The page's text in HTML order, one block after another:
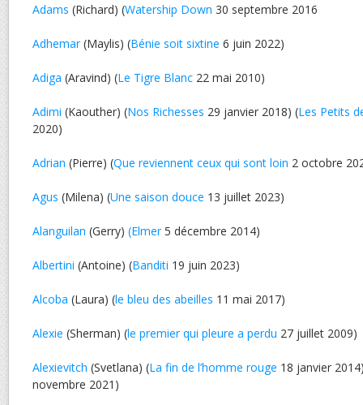
Adams (Richard) (Watership Down 30 septembre 2016
Adhemar(Maylis) (Bénie soit sixtine 6 juin 2022)
Adiga (Aravind) (Le Tigre Blanc 22 mai 2010)
Adimi (Kaouther) (Nos Richesses 29 janvier 2018) (Les Petits
2020)
Adrian (Pierre) (Que reviennent ceux qui sont loin 2 octobre
Agus (Milena) (Une saison douce 13 juillet 2023)
Alanguilan (Gerry) (Elmer5 décembre 2014)
Albertini (Antoine) (Banditi 19 juin 2023)
Alcoba (Laura) (le bleu des abeilles 11 mai 2017)
Alexie (Sherman) (le premier qui pleure a perdu 27 juillet 2009)
Alexievitch (Svetlana) (La fin de l’homme rouge 18 janvier
novembre 2021)